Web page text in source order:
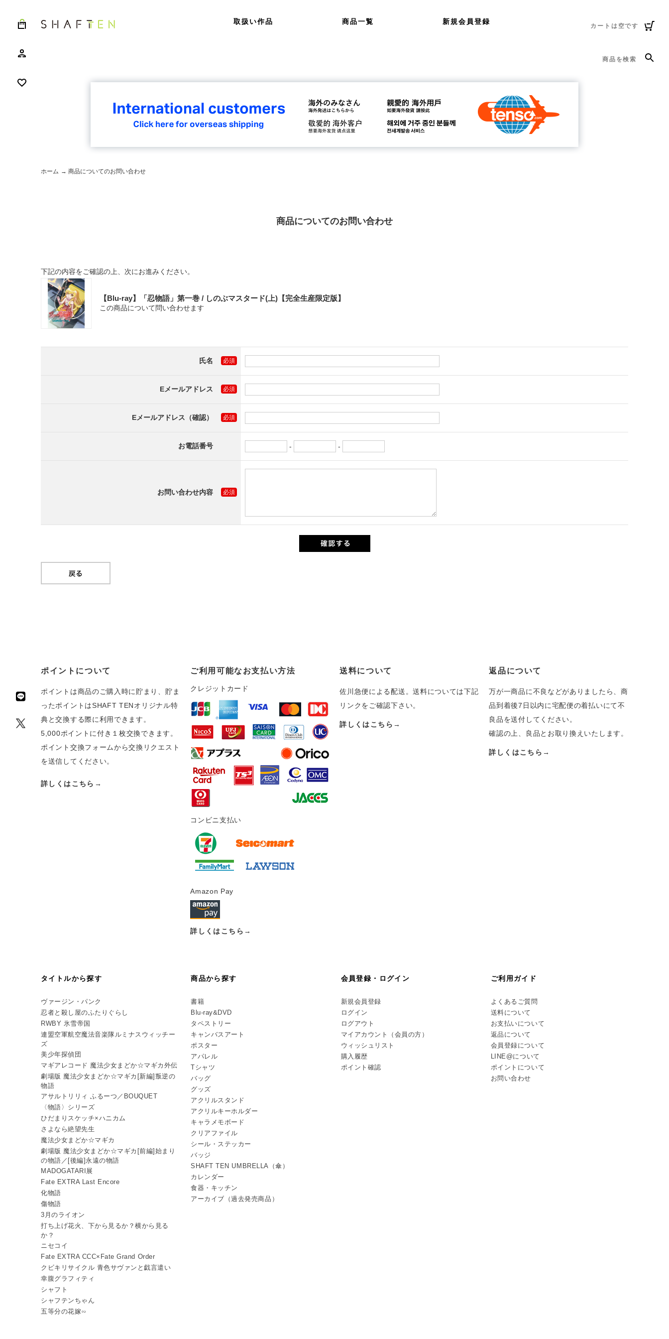
取扱い作品 商品一覧 新規会員登録
カートは空です
商品を検索
ホーム → 商品についてのお問い合わせ
商品についてのお問い合わせ
下記の内容をご確認の上、次にお進みください。
【Blu-ray】「忍物語」第一巻 / しのぶマスタード(上)【完全生産限定版】
この商品について問い合わせます
氏名 必須
Eメールアドレス 必須
Eメールアドレス（確認） 必須
お電話番号 - -
お問い合わせ内容 必須
ポイントについて
ポイントは商品のご購入時に貯まり、貯ま
ったポイントはSHAFT TENオリジナル特
典と交換する際に利用できます。
5,000ポイントに付き１枚交換できます。
ポイント交換フォームから交換リクエスト
を送信してください。
詳しくはこちら→
ご利用可能なお支払い方法
クレジットカード
コンビニ支払い
Amazon Pay
詳しくはこちら→
送料について
佐川急便による配送。送料については下記
リンクをご確認下さい。
詳しくはこちら→
返品について
万が一商品に不良などがありましたら、商
品到着後7日以内に宅配便の着払いにて不
良品を送付してください。
確認の上、良品とお取り換えいたします。
詳しくはこちら→
タイトルから探す
ヴァージン・パンク
忍者と殺し屋のふたりぐらし
RWBY 氷雪帝国
連盟空軍航空魔法音楽隊ルミナスウィッチー
ズ
美少年探偵団
マギアレコード 魔法少女まどか☆マギカ外伝
劇場版 魔法少女まどか☆マギカ[新編]叛逆の
物語
アサルトリリィ ふるーつ／BOUQUET
〈物語〉シリーズ
ひだまりスケッチ×ハニカム
さよなら絶望先生
魔法少女まどか☆マギカ
劇場版 魔法少女まどか☆マギカ[前編]始まり
の物語／[後編]永遠の物語
MADOGATARI展
Fate EXTRA Last Encore
化物語
傷物語
3月のライオン
打ち上げ花火、下から見るか？横から見る
か？
ニセコイ
Fate EXTRA CCC×Fate Grand Order
クビキリサイクル 青色サヴァンと戯言遣い
幸腹グラフィティ
シャフト
シャフテンちゃん
五等分の花嫁∽
商品から探す
書籍
Blu-ray&DVD
タペストリー
キャンバスアート
ポスター
アパレル
Tシャツ
バッグ
グッズ
アクリルスタンド
アクリルキーホルダー
キャラメモボード
クリアファイル
シール・ステッカー
バッジ
SHAFT TEN UMBRELLA（傘）
カレンダー
食器・キッチン
アーカイブ（過去発売商品）
会員登録・ログイン
新規会員登録
ログイン
ログアウト
マイアカウント（会員の方）
ウィッシュリスト
購入履歴
ポイント確認
ご利用ガイド
よくあるご質問
送料について
お支払いについて
返品について
会員登録について
LINE@について
ポイントについて
お問い合わせ